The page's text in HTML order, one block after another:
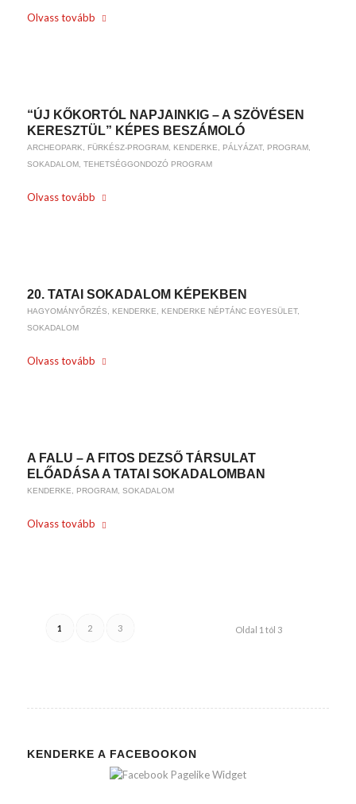
Olvass tovább
“ÚJ KŐKORTÓL NAPJAINKIG – A SZÖVÉSEN
KERESZTÜL” KÉPES BESZÁMOLÓ
ARCHEOPARK FÜRKÉSZ-PROGRAM, KENDERKE PÁLYÁZAT, PROGRAM,
SOKADALOM, TEHETSÉGGONDOZÓ PROGRAM
Olvass tovább
20. TATAI SOKADALOM KÉPEKBEN
HAGYOMÁNYŐRZÉS KENDERKE KENDERKE NÉPTÁNC EGYESÜLET,
SOKADALOM
Olvass tovább
A FALU – A FITOS DEZSŐ TÁRSULAT
ELŐADÁSA A TATAI SOKADALOMBAN
KENDERKE, PROGRAM, SOKADALOM
Olvass tovább
Oldal 1 tól 3
1 2 3
KENDERKE A FACEBOOKON